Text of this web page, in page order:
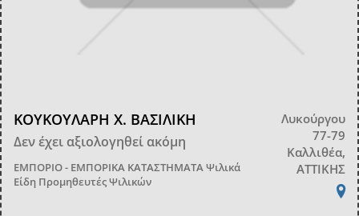
ΚΟΥΚΟΥΛΑΡΗ Χ. ΒΑΣΙΛΙΚΗ
Δεν έχει αξιολογηθεί ακόμη
ΕΜΠΟΡΙΟ - ΕΜΠΟΡΙΚΑ ΚΑΤΑΣΤΗΜΑΤΑΨιλικά
Είδη Προμηθευτές Ψιλικών
Λυκούργου
77-79
Καλλιθέα,
ΑΤΤΙΚΗΣ